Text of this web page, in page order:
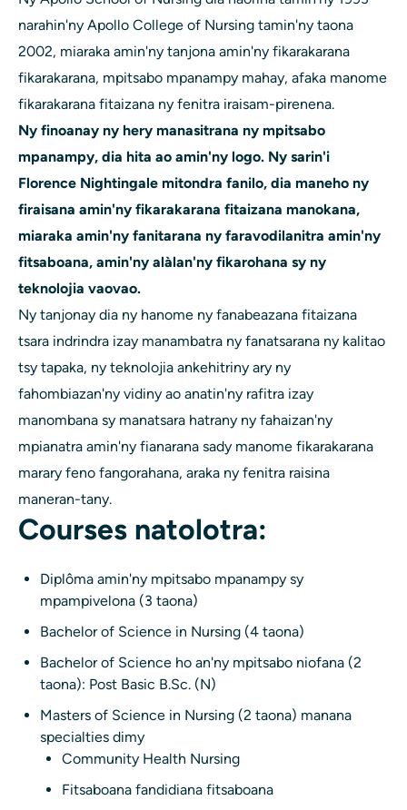
narahin'ny Apollo College of Nursing tamin'ny taona
2002, miaraka amin'ny tanjona amin'ny fikarakarana
fikarakarana, mpitsabo mpanampy mahay, afaka manome
fikarakarana fitaizana ny fenitra iraisam-pirenena.
Ny finoanay ny hery manasitrana ny mpitsabo
mpanampy, dia hita ao amin'ny logo. Ny sarin'i
Florence Nightingale mitondra fanilo, dia maneho ny
firaisana amin'ny fikarakarana fitaizana manokana,
miaraka amin'ny fanitarana ny faravodilanitra amin'ny
fitsaboana, amin'ny alàlan'ny fikarohana sy ny
teknolojia vaovao.
Ny tanjonay dia ny hanome ny fanabeazana fitaizana
tsara indrindra izay manambatra ny fanatsarana ny kalitao
tsy tapaka, ny teknolojia ankehitriny ary ny
fahombiazan'ny vidiny ao anatin'ny rafitra izay
manombana sy manatsara hatrany ny fahaizan'ny
mpianatra amin'ny fianarana sady manome fikarakarana
marary feno fangorahana, araka ny fenitra raisina
maneran-tany.
Courses natolotra:
Diplôma amin'ny mpitsabo mpanampy sy
mpampivelona (3 taona)
Bachelor of Science in Nursing (4 taona)
Bachelor of Science ho an'ny mpitsabo niofana (2
taona): Post Basic B.Sc. (N)
Masters of Science in Nursing (2 taona) manana
specialties dimy
Community Health Nursing
Fitsaboana fandidiana fitsaboana